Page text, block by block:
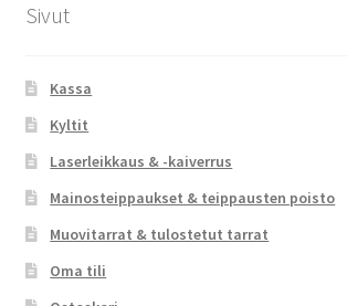
Sivut
Kassa
Kyltit
Laserleikkaus & -kaiverrus
Mainosteippaukset & teippausten poisto
Muovitarrat & tulostetut tarrat
Oma tili